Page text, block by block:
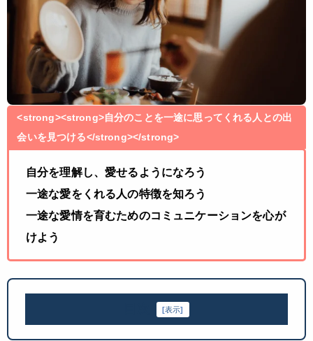
<strong><strong>自分のことを一途に思ってくれる人との出
会いを見つける</strong></strong>
自分を理解し、愛せるようになろう
一途な愛をくれる人の特徴を知ろう
一途な愛情を育むためのコミュニケーションを心が
けよう
[表示]